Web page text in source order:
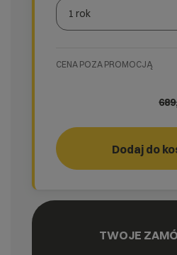
1 rok
CENA POZA PROMOCJĄ
Dodaj do
TWOJE